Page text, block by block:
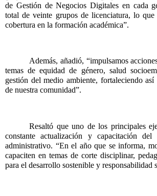
de Gestión de Negocios Digitales en cada
total de veinte grupos de licenciatura, lo
cobertura en la formación académica”.
Además, añadió, “impulsamos
temas de equidad de género, salud
gestión del medio ambiente, fortaleciendo
de nuestra comunidad”.
Resaltó que uno de los principales
constante actualización y capacitación
administrativo. “En el año que se informa,
capaciten en temas de corte disciplinar,
para el desarrollo sostenible y responsabilidad